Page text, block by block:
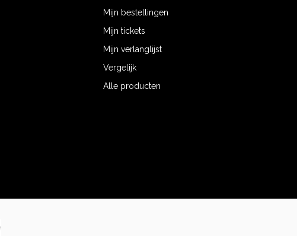
Mijn bestellingen
Mijn tickets
Mijn verlanglijst
Vergelijk
Alle producten